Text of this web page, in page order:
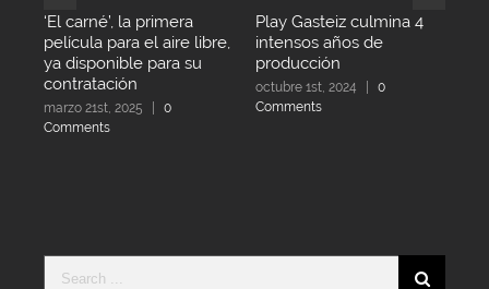
‘El carné’, la primera
película para el aire libre,
ya disponible para su
contratación
marzo 21st, 2025
0
Comments
Play Gasteiz culmina 4
intensos años de
producción
octubre 1st, 2024
0
Comments
Search